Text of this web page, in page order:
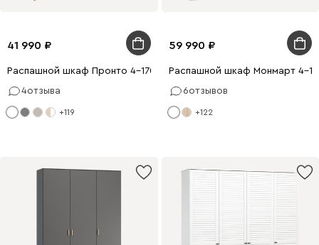
41 990
Распашной шкаф Пронто 4-170x210 Белый
4отзыва
+119
59 990
Распашной шкаф Монмарт 4-
6отзывов
+122